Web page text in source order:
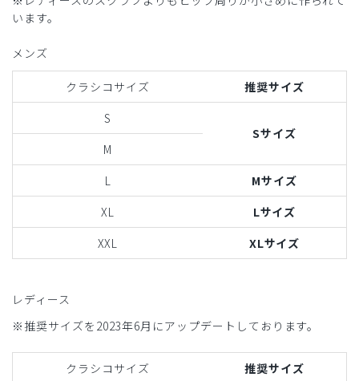
います。
メンズ
クラシコサイズ
推奨サイズ
S
Sサイズ
M
L
Mサイズ
XL
Lサイズ
XXL
XLサイズ
レディース
※推奨サイズを2023年6月にアップデートしております。
クラシコサイズ
推奨サイズ